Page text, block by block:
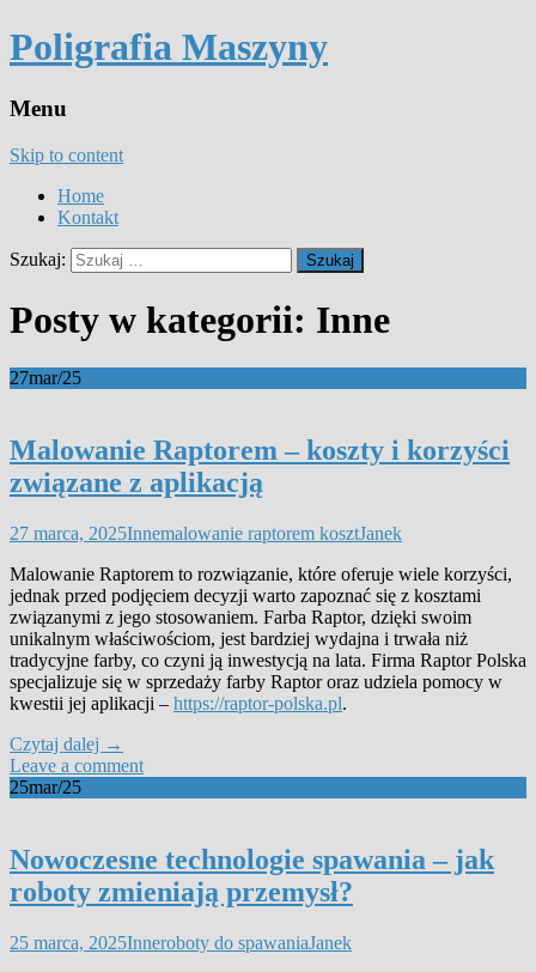
Poligrafia Maszyny
Menu
Skip to content
Home
Kontakt
Szukaj:
Posty w kategorii: Inne
27mar/25
Malowanie Raptorem – koszty i korzyści
związane z aplikacją
27 marca, 2025Innemalowanie raptorem kosztJanek
Malowanie Raptorem to rozwiązanie, które oferuje wiele korzyści,
jednak przed podjęciem decyzji warto zapoznać się z kosztami
związanymi z jego stosowaniem. Farba Raptor, dzięki swoim
unikalnym właściwościom, jest bardziej wydajna i trwała niż
tradycyjne farby, co czyni ją inwestycją na lata. Firma Raptor Polska
specjalizuje się w sprzedaży farby Raptor oraz udziela pomocy w
kwestii jej aplikacji – https://raptor-polska.pl.
Czytaj dalej →
Leave a comment
25mar/25
Nowoczesne technologie spawania – jak
roboty zmieniają przemysł?
25 marca, 2025Inneroboty do spawaniaJanek